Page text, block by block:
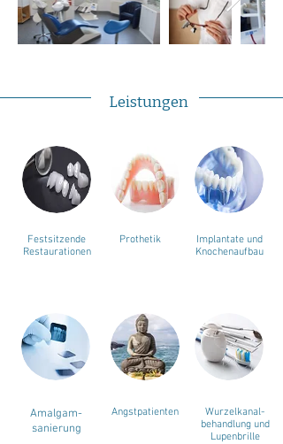
Leistungen
Festsitzende
Restaurationen
Prothetik
Implantate und
Knochenaufbau
Wurzelkanal-
behandlung und
Lupenbrille
Angstpatienten
Amalgam-
sanierung